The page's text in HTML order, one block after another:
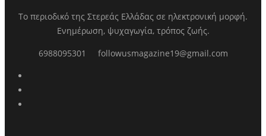
Το περιοδικό της Στερεάς Ελλάδας σε ηλεκτρονική μορφή.
Ενημέρωση, ψυχαγωγία, τρόπος ζωής.
6988095301 followusmagazine19@gmail.com